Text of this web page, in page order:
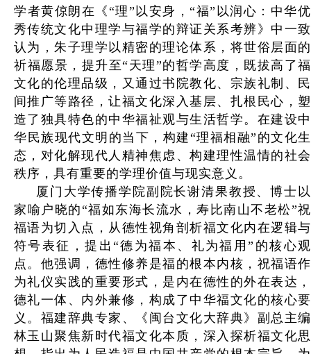
学者黄倞朗在《“理”以安身，“福”以润心：中华优
秀传统文化中理学与福学的辩证关系考辨》中一致
认为，朱子理学以精密的理论体系，将世俗层面的
祈福愿景，提升至“天理”的哲学高度，既拔高了福
文化的伦理品级，又通过书院教化、宗族礼制、民
间推广等路径，让福文化深入基层、扎根民心，塑
造了独具特色的中华福祉观与生活哲学。在建设中
华民族现代文明的当下，构建“理福相融”的文化生
态，对化解现代人精神焦虑、构建理性温情的社会
秩序，具有重要的学理价值与现实意义。
厦门大学传播学院副院长谢清果教授、博士以
家喻户晓的“福如东海长流水，寿比南山不老松”祝
福语为切入点，从德性视角剖析福文化内在逻辑与
符号表征，提出“德为福本、礼为福用”的核心观
点。他强调，德性修养是福的根本内核，祝福语作
为礼仪实践的重要形式，是内在德性的外在表达，
德礼一体、内外兼修，构成了中华福文化的核心要
义。福建辞典专家、《闽台文化大辞典》副总主编
林玉山聚焦新时代福文化本质，深入探析福文化思